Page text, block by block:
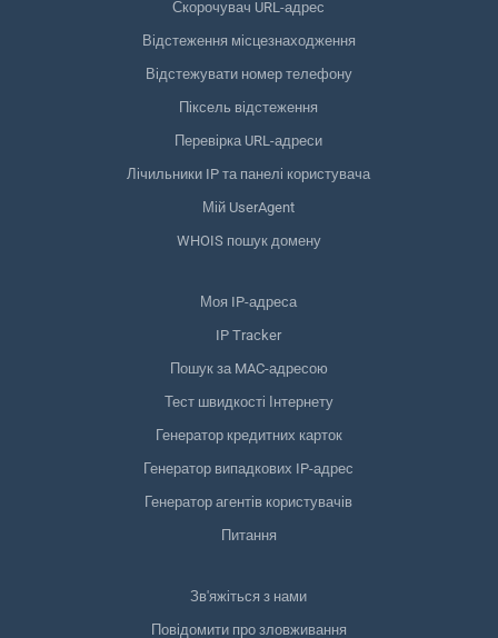
Скорочувач URL-адрес
Відстеження місцезнаходження
Відстежувати номер телефону
Піксель відстеження
Перевірка URL-адреси
Лічильники IP та панелі користувача
Мій UserAgent
WHOIS пошук домену
Моя IP-адреса
IP Tracker
Пошук за MAC-адресою
Тест швидкості Інтернету
Генератор кредитних карток
Генератор випадкових IP-адрес
Генератор агентів користувачів
Питання
Зв'яжіться з нами
Повідомити про зловживання